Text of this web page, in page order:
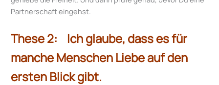
Partnerschaft eingehst.
These 2: Ich glaube, dass es für
manche Menschen Liebe auf den
ersten Blick gibt.